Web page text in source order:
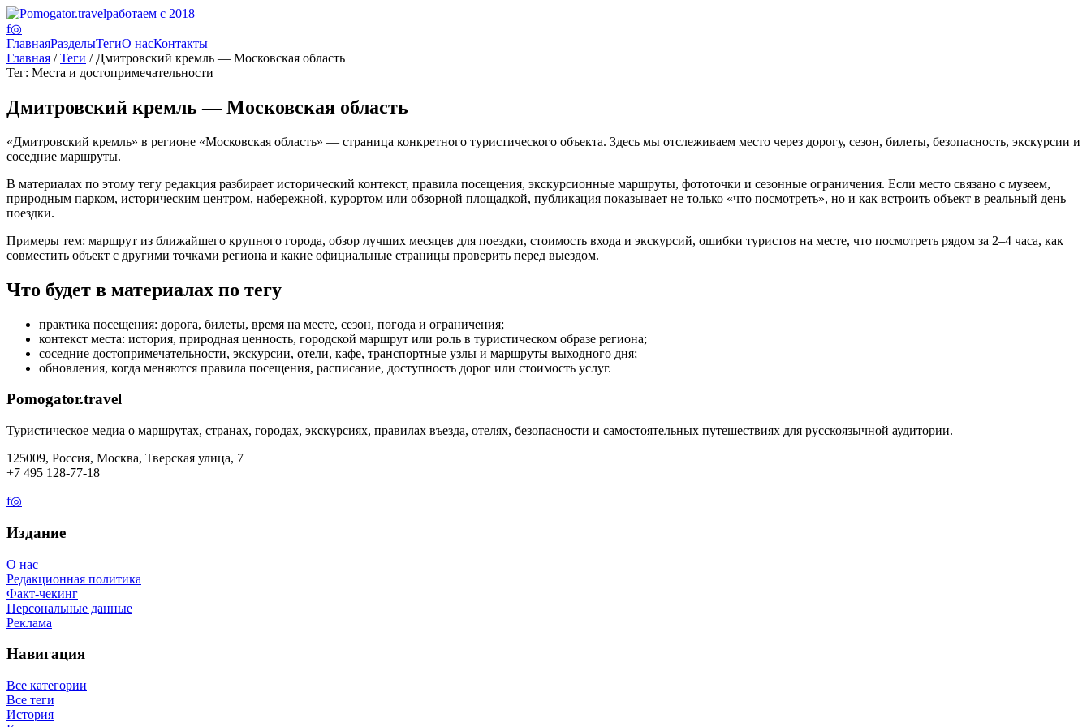
работаем с 2018
f◎
ГлавнаяРазделыТегиО насКонтакты
Главная /Теги / Дмитровский кремль — Московская область
Тег: Места и достопримечательности
Дмитровский кремль — Московская область
«Дмитровский кремль» в регионе «Московская область» — страница конкретного туристического объекта. Здесь мы отслеживаем место через дорогу, сезон, билеты, безопасность, экскурсии и
соседние маршруты.
В материалах по этому тегу редакция разбирает исторический контекст, правила посещения, экскурсионные маршруты, фототочки и сезонные ограничения. Если место связано с музеем,
природным парком, историческим центром, набережной, курортом или обзорной площадкой, публикация показывает не только «что посмотреть», но и как встроить объект в реальный день
поездки.
Примеры тем: маршрут из ближайшего крупного города, обзор лучших месяцев для поездки, стоимость входа и экскурсий, ошибки туристов на месте, что посмотреть рядом за 2–4 часа, как
совместить объект с другими точками региона и какие официальные страницы проверить перед выездом.
Что будет в материалах по тегу
практика посещения: дорога, билеты, время на месте, сезон, погода и ограничения;
контекст места: история, природная ценность, городской маршрут или роль в туристическом образе региона;
соседние достопримечательности, экскурсии, отели, кафе, транспортные узлы и маршруты выходного дня;
обновления, когда меняются правила посещения, расписание, доступность дорог или стоимость услуг.
Pomogator.travel
Туристическое медиа о маршрутах, странах, городах, экскурсиях, правилах въезда, отелях, безопасности и самостоятельных путешествиях для русскоязычной аудитории.
125009, Россия, Москва, Тверская улица, 7
+7 495 128-77-18
f◎
Издание
О нас
Редакционная политика
Факт-чекинг
Персональные данные
Реклама
Навигация
Все категории
Все теги
История